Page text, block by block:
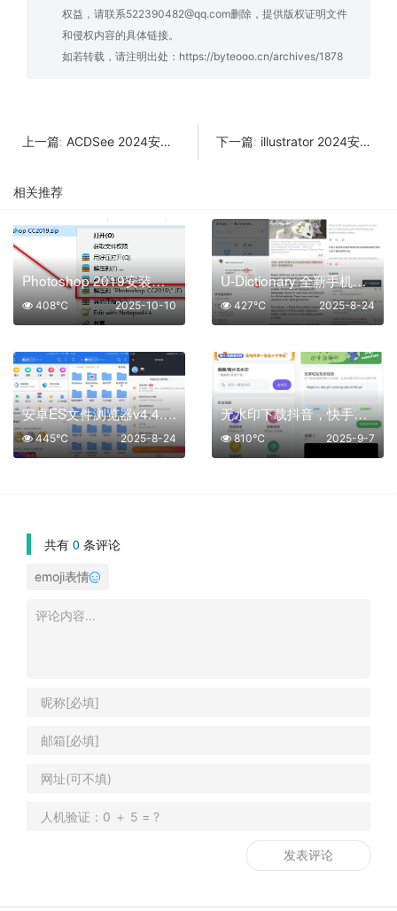
权益，请联系522390482@qq.com删除，提供版权证明文件
和侵权内容的具体链接。
如若转载，请注明出处： https://byteooo.cn/archives/1878
上一篇: ACDSee 2024安装教程 下一篇: illustrator 2024安装教程
相关推荐
Photoshop 2019安装教程
2025-10-10
408℃
U-Dictionary 全新手机屏幕翻译app
2025-8-24
427℃
安卓ES文件浏览器v4.4.3.2解锁高级版
2025-8-24
445℃
无水印下载抖音，快手，小红书，B站等视频(净印去水印)
2025-9-7
810℃
共有 0 条评论
emoji表情